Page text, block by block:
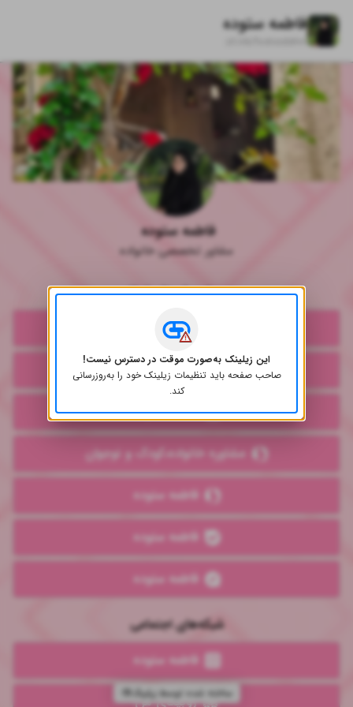
فاطمه ستوده
fsotoodehm
فاطمه ستوده
مشاور تخصصی خانواده
در پیامرسان‌های ایرانی
خلاقیت صورتی
خانواده متعالی
فاطمه ستوده
مشاوره خانواده،کودک و نوجوان
فاطمه ستوده
فاطمه ستوده
فاطمه ستوده
شبکه‌های اجتماعی
فاطمه ستوده
روبیکای من
ساخته شده توسط
این زیلینک به‌صورت موقت در دسترس نیست!
صاحب صفحه باید تنظیمات زیلینک خود را به‌روز‌رسانی
کند.